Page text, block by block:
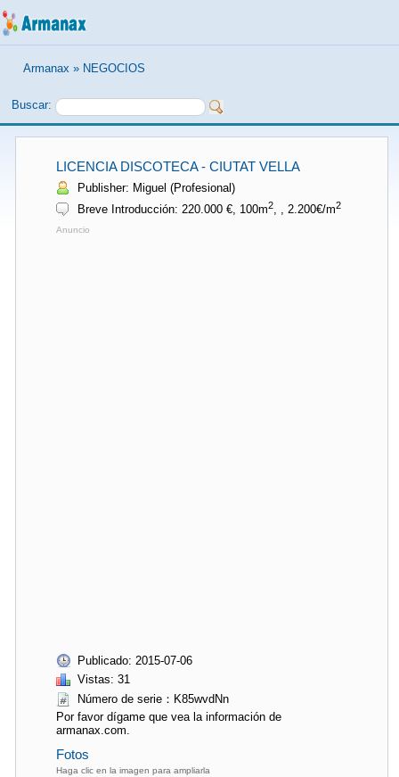
Armanax » NEGOCIOS
Buscar:
LICENCIA DISCOTECA - CIUTAT VELLA
Publisher: Miguel (Profesional)
Breve Introducción: 220.000 €, 100m2, , 2.200€/m2
Anuncio
Publicado: 2015-07-06
Vistas: 31
Número de serie：K85wvdNn
Por favor dígame que vea la información de
armanax.com.
Fotos
Haga clic en la imagen para ampliarla